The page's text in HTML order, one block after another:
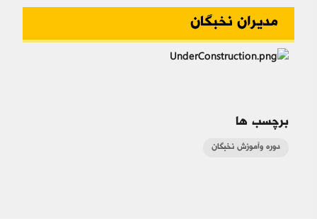
مدیران نخبگان
برچسب ها
دوره وآموزش نخبگان